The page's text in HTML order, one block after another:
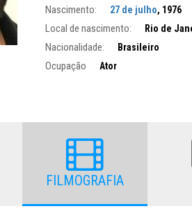
Nascimento: 27 de julho, 1976
Local de nascimento: Rio de
Nacionalidade: Brasileiro
Ocupação Ator
FILMOGRAFIA